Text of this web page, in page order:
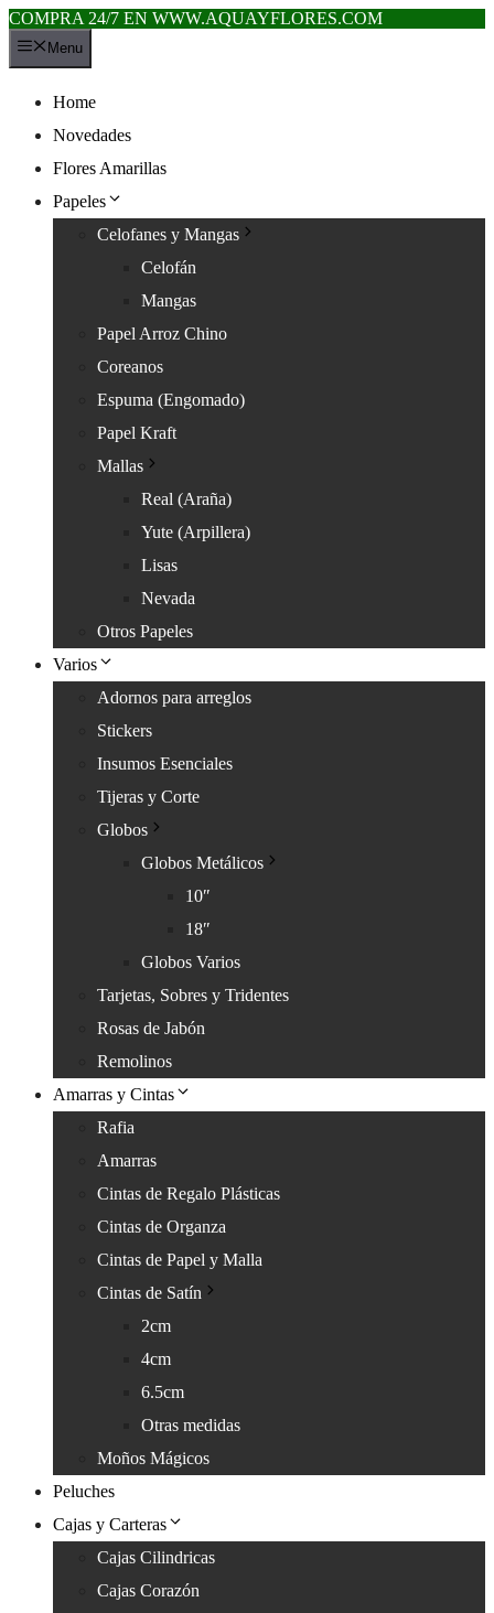
COMPRA 24/7 EN WWW.AQUAYFLORES.COM
Saltar
al
Menu
Home
Novedades
Flores Amarillas
Papeles
Celofanes y Mangas
Celofán
Mangas
Papel Arroz Chino
Coreanos
Espuma (Engomado)
Papel Kraft
Mallas
Real (Araña)
Yute (Arpillera)
Lisas
Nevada
Otros Papeles
Varios
Adornos para arreglos
Stickers
Insumos Esenciales
Tijeras y Corte
Globos
Globos Metálicos
10″
18″
Globos Varios
Tarjetas, Sobres y Tridentes
Rosas de Jabón
Remolinos
Amarras y Cintas
Rafia
Amarras
Cintas de Regalo Plásticas
Cintas de Organza
Cintas de Papel y Malla
Cintas de Satín
2cm
4cm
6.5cm
Otras medidas
Moños Mágicos
Peluches
Cajas y Carteras
Cajas Cilindricas
Cajas Corazón